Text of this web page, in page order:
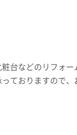
台などのリフォ
ておりますので、